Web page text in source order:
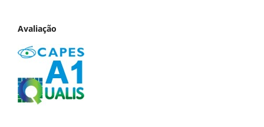
Avaliação